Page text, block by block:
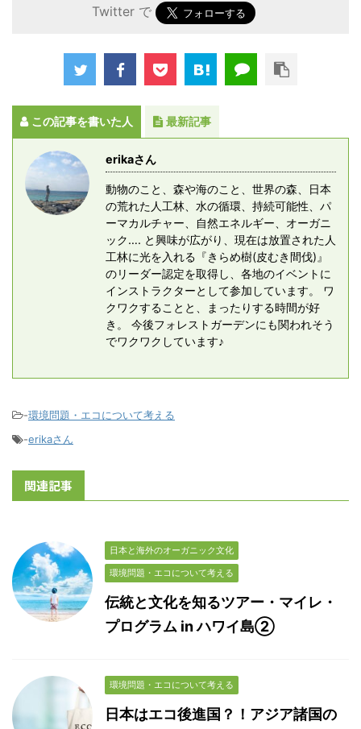
Twitter で
この記事を書いた人 最新記事
erikaさん
動物のこと、森や海のこと、世界の森、日本
の荒れた人工林、水の循環、持続可能性、パ
ーマカルチャー、自然エネルギー、オーガニ
ック…. と興味が広がり、現在は放置された人
工林に光を入れる『きらめ樹(皮むき間伐)』
のリーダー認定を取得し、各地のイベントに
インストラクターとして参加しています。 ワ
クワクすることと、まったりする時間が好
き。 今後フォレストガーデンにも関われそう
でワクワクしています♪
-環境問題・エコについて考える
-erikaさん
関連記事
日本と海外のオーガニック文化
環境問題・エコについて考える
伝統と文化を知るツアー・マイレ・
プログラム in ハワイ島②
環境問題・エコについて考える
日本はエコ後進国？！アジア諸国の